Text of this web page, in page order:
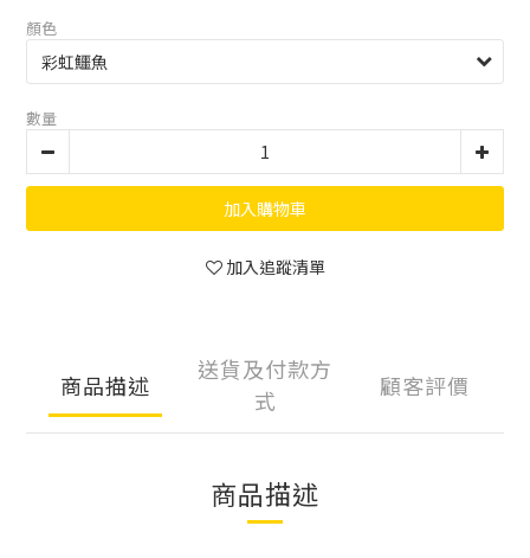
顏色
數量
加入購物車
加入追蹤清單
商品描述
送貨及付款方
式
顧客評價
商品描述